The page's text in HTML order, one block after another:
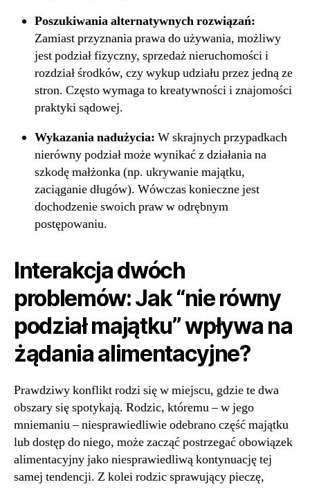
Poszukiwania alternatywnych rozwiązań:
Zamiast przyznania prawa do używania, możliwy
jest podział fizyczny, sprzedaż nieruchomości i
rozdział środków, czy wykup udziału przez jedną ze
stron. Często wymaga to kreatywności i znajomości
praktyki sądowej.
Wykazania nadużycia: W skrajnych przypadkach
nierówny podział może wynikać z działania na
szkodę małżonka (np. ukrywanie majątku,
zaciąganie długów). Wówczas konieczne jest
dochodzenie swoich praw w odrębnym
postępowaniu.
Interakcja dwóch
problemów: Jak “nie równy
podział majątku” wpływa na
żądania alimentacyjne?
Prawdziwy konflikt rodzi się w miejscu, gdzie te dwa
obszary się spotykają. Rodzic, któremu – w jego
mniemaniu – niesprawiedliwie odebrano część majątku
lub dostęp do niego, może zacząć postrzegać obowiązek
alimentacyjny jako niesprawiedliwą kontynuację tej
samej tendencji. Z kolei rodzic sprawujący pieczę,